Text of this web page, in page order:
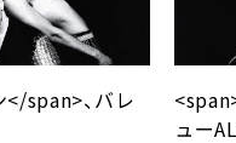
span>、バレ
ュー